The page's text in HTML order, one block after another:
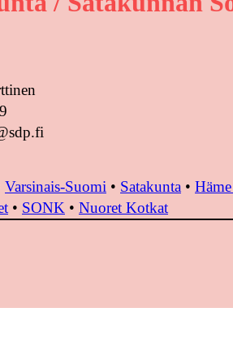
Varsinais-Suomi • Satakunta • Häme
• SONK • Nuoret Kotkat